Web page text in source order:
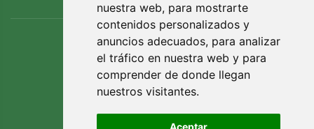
nuestra web, para mostrarte
contenidos personalizados y
anuncios adecuados, para analizar
el tráfico en nuestra web y para
comprender de donde llegan
nuestros visitantes.
Aceptar